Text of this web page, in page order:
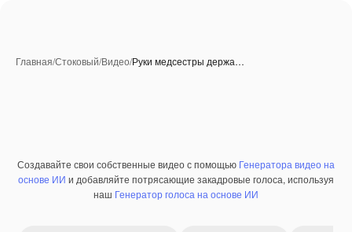
Главная/Стоковый/Видео/Руки медсестры держа…
Создавайте свои собственные видео с помощью Генератора видео на
основе ИИ и добавляйте потрясающие закадровые голоса, используя
наш Генератор голоса на основе ИИ